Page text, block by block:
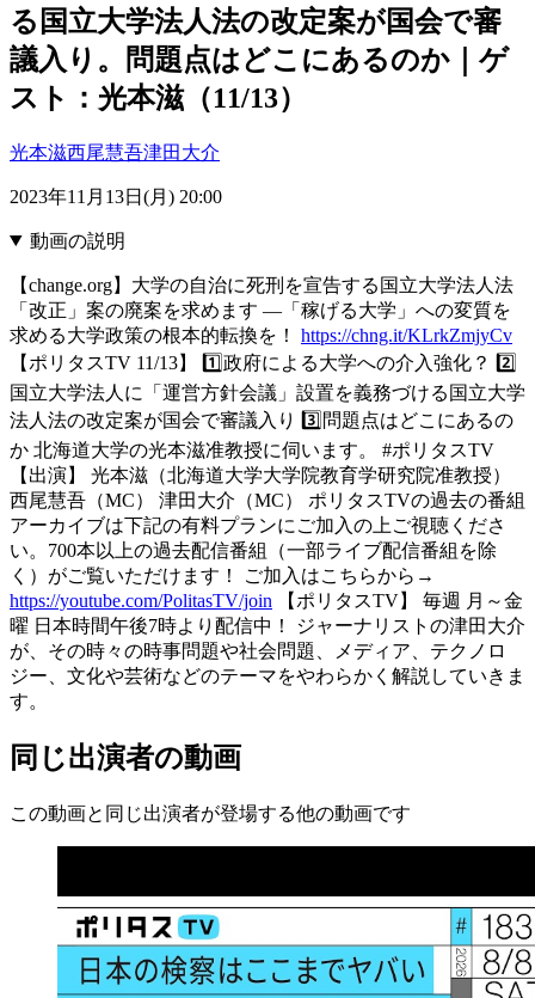
る国立大学法人法の改定案が国会で審
議入り。問題点はどこにあるのか｜ゲ
スト：光本滋（11/13）
光本滋西尾慧吾津田大介
2023年11月13日(月) 20:00
動画の説明
【change.org】大学の自治に死刑を宣告する国立大学法人法
「改正」案の廃案を求めます ―「稼げる大学」への変質を
求める大学政策の根本的転換を！ https://chng.it/KLrkZmjyCv
【ポリタスTV 11/13】 1️⃣政府による大学への介入強化？ 2️⃣
国立大学法人に「運営方針会議」設置を義務づける国立大学
法人法の改定案が国会で審議入り 3️⃣問題点はどこにあるの
か 北海道大学の光本滋准教授に伺います。 #ポリタスTV
【出演】 光本滋（北海道大学大学院教育学研究院准教授）
西尾慧吾（MC） 津田大介（MC） ポリタスTVの過去の番組
アーカイブは下記の有料プランにご加入の上ご視聴くださ
い。700本以上の過去配信番組（一部ライブ配信番組を除
く）がご覧いただけます！ ご加入はこちらから→
https://youtube.com/PolitasTV/join 【ポリタスTV】 毎週 月～金
曜 日本時間午後7時より配信中！ ジャーナリストの津田大介
が、その時々の時事問題や社会問題、メディア、テクノロ
ジー、文化や芸術などのテーマをやわらかく解説していきま
す。
同じ出演者の動画
この動画と同じ出演者が登場する他の動画です